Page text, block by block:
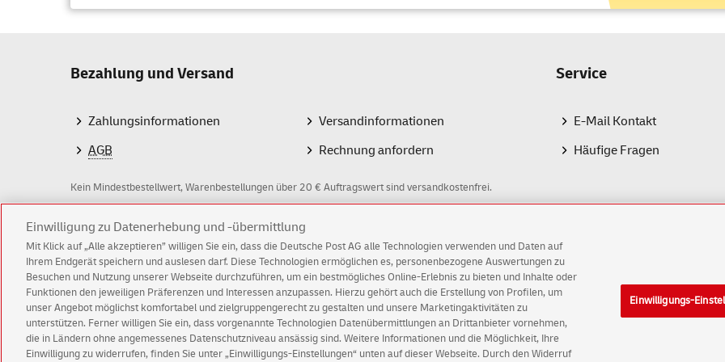
Urkunden, Ausweise, Zugangskarten
erfolgt die Zustellung persönlich an eine
einem Sendungsbild per Brief an die Absendeadresse. Gut geeignet für:
Erklärungen gegenüber Behörden und Gerichten (z.B.
Im Falle des Verlustes oder Beschädigung Ihrer Sendung haftet die
werden.
In der Regel können Sie schon einen Tag nach dem Versenden den
können Sie sich für die Produktvarianten Einschreiben und -Rückschein,
und auch selbst herunterladen.
Wie kann ich einen Brief mit Einschreiben
Bezahlung und Versand
Zahlungsinformationen
AGB
Versandinformationen
Rechnung anfordern
Service
E-Mail Kontakt
Häufige Fragen
Kein Mindestbestellwert, Warenbestellungen über 20 € Auftragswert sind versandkostenfrei.
Z
a
h
l
m
© Sat Aug 08 20:30:48 CEST 2026 Deutsche Post AG
Impressum
Datenschutz Einwilligungs-Einstellungen Rechtliche Hinweise Barrierefreiheit
Einwilligung zu Datenerhebung und -übermittlung
Mit Klick auf „Alle akzeptieren” willigen Sie ein, dass die Deutsche Post AG alle Technologien verwenden und Daten auf
Ihrem Endgerät speichern und auslesen darf. Diese Technologien ermöglichen es, personenbezogene Auswertungen zu
Besuchen und Nutzung unserer Webseite durchzuführen, um ein bestmögliches Online-Erlebnis zu bieten und Inhalte oder
Funktionen den jeweiligen Präferenzen und Interessen anzupassen. Hierzu gehört auch die Erstellung von Profilen, um
unser Angebot möglichst komfortabel und zielgruppengerecht zu gestalten und unsere Marketingaktivitäten zu
unterstützen. Ferner willigen Sie ein, dass vorgenannte Technologien Datenübermittlungen an Drittanbieter vornehmen,
die in Ländern ohne angemessenes Datenschutzniveau ansässig sind. Weitere Informationen und die Möglichkeit, Ihre
Einwilligung zu widerrufen, finden Sie unter „Einwilligungs-Einstellungen“ unten auf dieser Webseite. Durch den Widerruf
Einwilligungs-